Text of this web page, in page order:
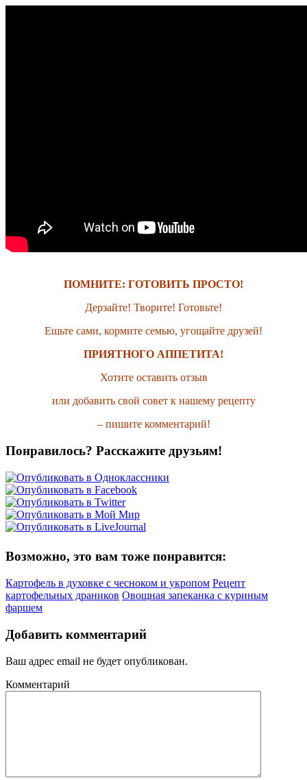
ПОМНИТЕ: ГОТОВИТЬ ПРОСТО!
Дерзайте! Творите! Готовьте!
Ешьте сами, кормите семью, угощайте друзей!
ПРИЯТНОГО АППЕТИТА!
Хотите оставить отзыв
или добавить свой совет к нашему рецепту
– пишите комментарий!
Понравилось? Расскажите друзьям!
Возможно, это вам тоже понравится:
Картофель в духовке с чесноком и укропом Рецепт
картофельных драников Овощная запеканка с куриным
фаршем
Добавить комментарий
Ваш адрес email не будет опубликован.
Комментарий